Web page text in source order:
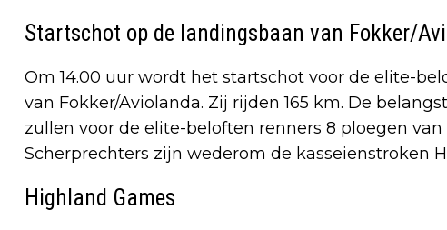
Startschot op de landingsbaan van Fokker/
Om 14.00 uur wordt het startschot voor de elite-
van Fokker/Aviolanda. Zij rijden 165 km. De
zullen voor de elite-beloften renners 8 ploegen
Scherprechters zijn wederom de kasseienstroken
Highland Games